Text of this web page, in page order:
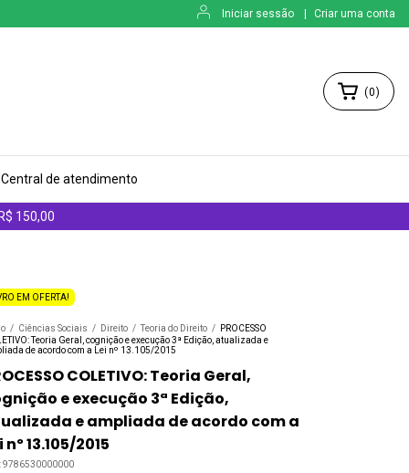
Iniciar sessão Criar uma conta
150,00
(0)
Central de atendimento
EM OFERTA!
/ Ciências Sociais / Direito / Teoria do Direito /
PROCESSO
Teoria Geral, cognição e execução 3ª Edição, atualizada e
de acordo com a Lei nº 13.105/2015
COLETIVO: Teoria Geral,
e execução 3ª Edição,
e ampliada de acordo com a
nº 13.105/2015
9786530000000